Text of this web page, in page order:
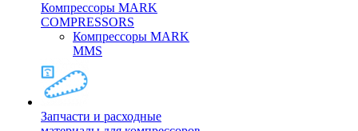
Компрессоры MARK
COMPRESSORS
Компрессоры MARK
MMS
Запчасти и расходные